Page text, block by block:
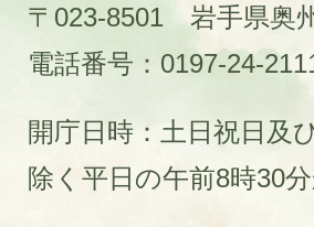
〒023-8501 岩手県奥
電話番号：0197-24-
開庁日時：土日祝日及
除く平日の午前8時30